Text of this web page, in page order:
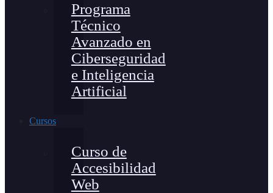
Programa
Técnico
Avanzado en
Ciberseguridad
e Inteligencia
Artificial
Cursos
Curso de
Accesibilidad
Web